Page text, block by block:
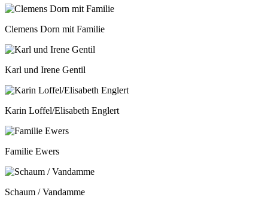
Clemens Dorn mit Familie
Karl und Irene Gentil
Karin Loffel/Elisabeth Englert
Familie Ewers
Schaum / Vandamme